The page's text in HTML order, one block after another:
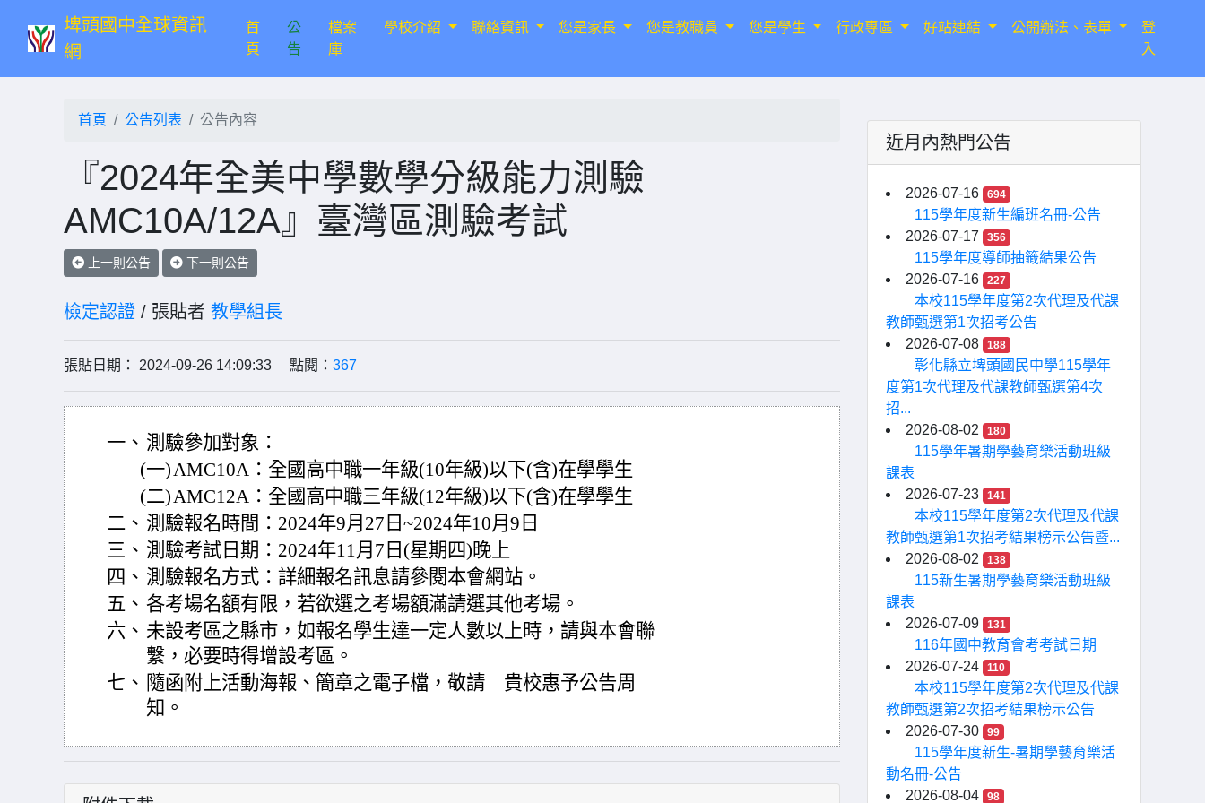
埤頭國中全球資訊
網
首
頁(current)
公
告
檔案
庫
學校介紹 聯絡資訊 您是家長 您是教職員 您是學生 行政專區 好站連結 公開辦法、表單
登
入
首頁 公告列表 公告內容
『2024年全美中學數學分級能力測驗
AMC10A/12A』臺灣區測驗考試
上一則公告 下一則公告
檢定認證 / 張貼者 教學組長
張貼日期： 2024-09-26 14:09:33 點閱： 367
一、 測驗參加對象：
(一)AMC10A：全國高中職一年級(10年級)以下(含)在學學生
(二)AMC12A：全國高中職三年級(12年級)以下(含)在學學生
二、 測驗報名時間：2024年9月27日~2024年10月9日
三、 測驗考試日期：2024年11月7日(星期四)晚上
四、 測驗報名方式：詳細報名訊息請參閱本會網站。
五、 各考場名額有限，若欲選之考場額滿請選其他考場。
六、 未設考區之縣市，如報名學生達一定人數以上時，請與本會聯
繫，必要時得增設考區。
七、 隨函附上活動海報、簡章之電子檔，敬請 貴校惠予公告周
知。
近月內熱門公告
2026-07-16 694
115學年度新生編班名冊-公告
2026-07-17
356
115學年度導師抽籤結果公告
2026-07-16
227
本校115學年度第2次代理及代課
教師甄選第1次招考公告
2026-07-08
188
彰化縣立埤頭國民中學115學年
度第1次代理及代課教師甄選第4次
招...
2026-08-02
180
115學年暑期學藝育樂活動班級
課表
2026-07-23
141
本校115學年度第2次代理及代課
教師甄選第1次招考結果榜示公告暨...
2026-08-02
138
115新生暑期學藝育樂活動班級
課表
2026-07-09
131
116年國中教育會考考試日期
2026-07-24
110
本校115學年度第2次代理及代課
教師甄選第2次招考結果榜示公告
2026-07-30
99
115學年度新生-暑期學藝育樂活
動名冊-公告
2026-08-04
98